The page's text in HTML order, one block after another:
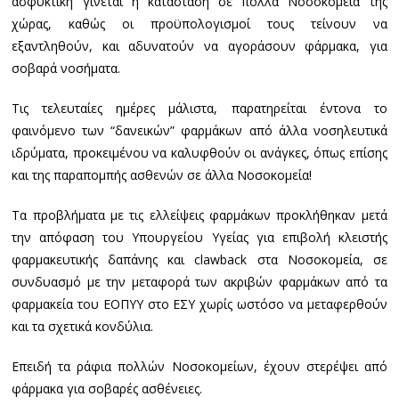
χώρας, καθώς οι προϋπολογισμοί τους τείνουν να
εξαντληθούν, και αδυνατούν να αγοράσουν φάρμακα, για
σοβαρά νοσήματα.
Τις τελευταίες ημέρες μάλιστα, παρατηρείται έντονα το
φαινόμενο των “δανεικών” φαρμάκων από άλλα νοσηλευτικά
ιδρύματα, προκειμένου να καλυφθούν οι ανάγκες, όπως επίσης
και της παραπομπής ασθενών σε άλλα Νοσοκομεία!
Τα προβλήματα με τις ελλείψεις φαρμάκων προκλήθηκαν μετά
την απόφαση του Υπουργείου Υγείας για επιβολή κλειστής
φαρμακευτικής δαπάνης και clawback στα Νοσοκομεία, σε
συνδυασμό με την μεταφορά των ακριβών φαρμάκων από τα
φαρμακεία του ΕΟΠΥΥ στο ΕΣΥ χωρίς ωστόσο να μεταφερθούν
και τα σχετικά κονδύλια.
Επειδή τα ράφια πολλών Νοσοκομείων, έχουν στερέψει από
φάρμακα για σοβαρές ασθένειες.